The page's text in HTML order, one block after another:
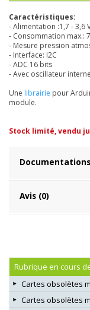
Caractéristiques:
- Alimentation :1,7 - 3,6
- Consommation max.:
- Mesure pression
- Interface: I2C
- ADC 16 bits
- Avec oscillateur interne
Une librairie pour
module.
Stock limité, vendu
Avis (0)
Rubrique en cours
Cartes obsolètes
Cartes obsolètes